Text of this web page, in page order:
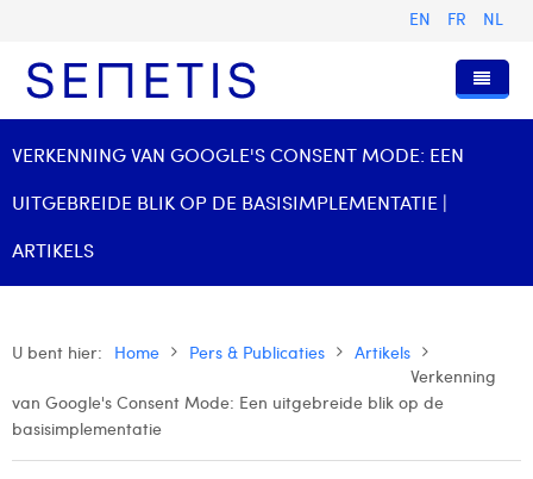
EN FR NL
Digital Business Intelligence
Onze Geschiedenis
Arthur Collard
Omnicom Media Group
Pers & Publicaties
Persberichten
Strategy Director
Contact
VERKENNING VAN GOOGLE'S CONSENT MODE: EEN
UITGEBREIDE BLIK OP DE BASISIMPLEMENTATIE |
ARTIKELS
U bent hier: Home Pers & Publicaties
Artikels
Verkenning
van Google's Consent Mode: Een uitgebreide blik op de
basisimplementatie